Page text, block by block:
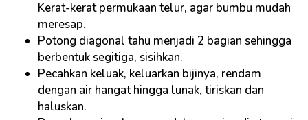
Kerat-kerat permukaan telur, agar bumbu mudah
meresap.
Potong diagonal tahu menjadi 2 bagian sehingga
berbentuk segitiga, sisihkan.
Pecahkan keluak, keluarkan bijinya, rendam
dengan air hangat hingga lunak, tiriskan dan
haluskan.